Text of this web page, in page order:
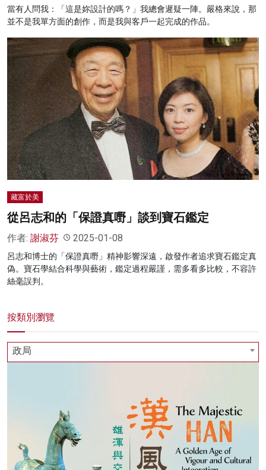
當有人問我：「這是妳設計的嗎？」我總會遲疑一陣。嚴格來說，那
並不是我單方面的創作，而是我與客戶一起完成的作品。
藏富於美
從呂志和的「保證真嘢」談到寶石鑑定
作者: 謝淑芬 2025-01-08
呂志和博士的「保證真嘢」精神影響深遠，啟發作者追求寶石鑑定真
偽。寶石學結合科學與藝術，鑑定過程嚴謹，需多看多比較，不容許
絲毫誤判。
按類別瀏覽
政局